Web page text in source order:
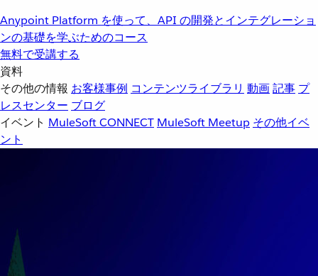
Anypoint Platform を使って、API の開発とインテグレーショ
ンの基礎を学ぶためのコース
無料で受講する
資料
その他の情報 お客様事例 コンテンツライブラリ 動画記事 プ
レスセンター ブログ
イベント MuleSoft CONNECT MuleSoft Meetup その他イベ
ント